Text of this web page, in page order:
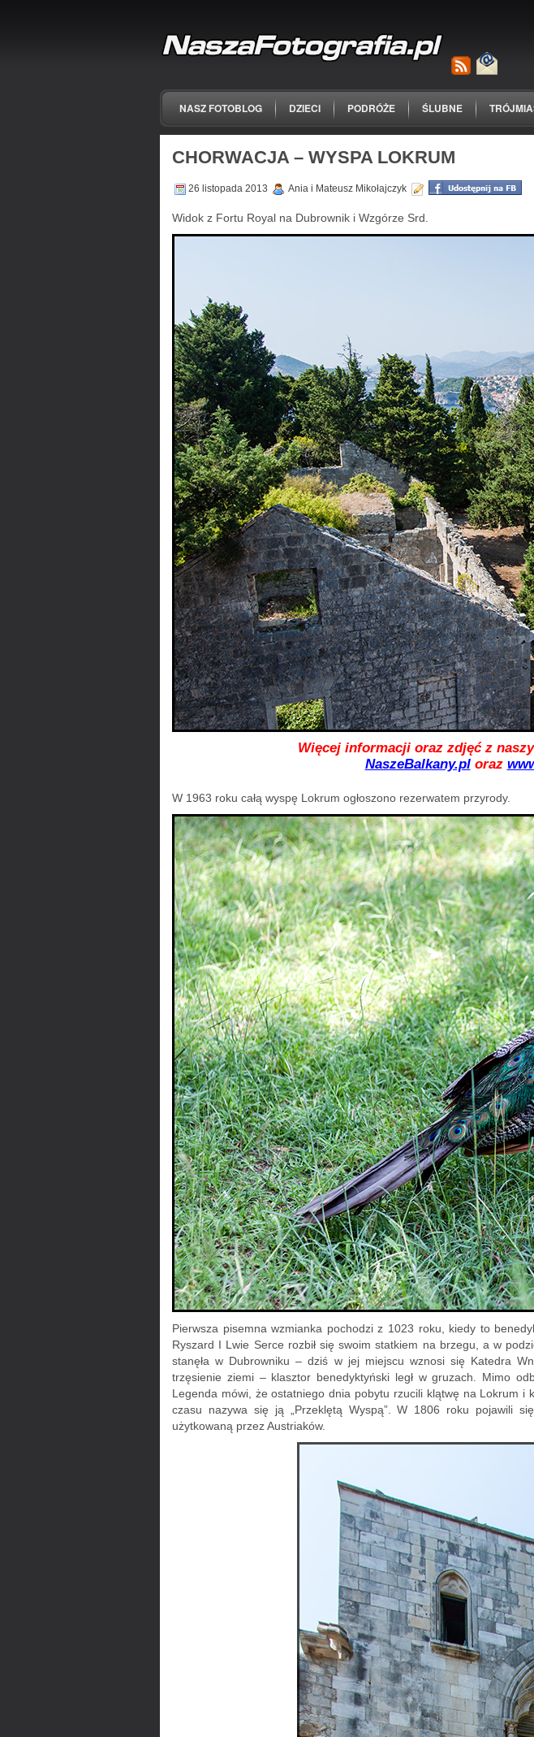
NASZ FOTOBLOG DZIECI PODRÓŻE ŚLUBNE
CHORWACJA – WYSPA LOKRUM
26 listopada 2013 Ania i Mateusz Mikołajczyk
Widok z Fortu Royal na Dubrownik i Wzgórze Srd.
Więcej informacji oraz zdjęć z
NaszeBalkany.ploraz
W 1963 roku całą wyspę Lokrum ogłoszono rezerwatem przyrody.
Pierwsza pisemna wzmianka pochodzi z 1023 roku, kiedy to
Ryszard I Lwie Serce rozbił się swoim statkiem na brzegu, a w
stanęła w Dubrowniku – dziś w jej miejscu wznosi się Katedra
trzęsienie ziemi – klasztor benedyktyński legł w gruzach. Mimo
Legenda mówi, że ostatniego dnia pobytu rzucili klątwę na Lokrum i
czasu nazywa się ją „Przeklętą Wyspą”. W 1806 roku pojawili
użytkowaną przez Austriaków.